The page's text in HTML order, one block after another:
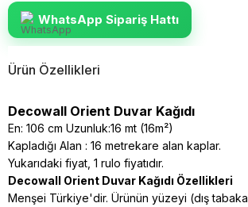
WhatsApp Sipariş Hattı
Ürün Özellikleri
Decowall Orient Duvar Kağıdı
En: 106 cm Uzunluk:16 mt (16m²)
Kapladığı Alan : 16 metrekare alan kaplar.
Yukarıdaki fiyat, 1 rulo fiyatıdır.
Decowall Orient Duvar Kağıdı Özellikleri
Menşei Türkiye'dir. Ürünün yüzeyi (dış